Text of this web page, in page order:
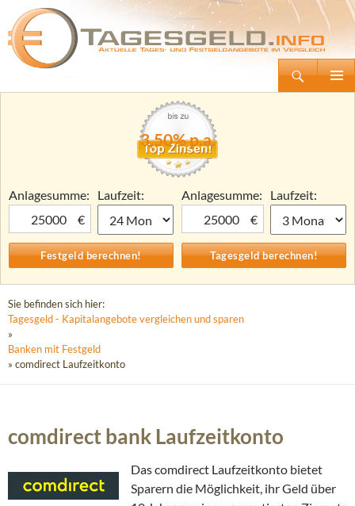
Tagesgeld.info – Tagesgeldkonten vergleichen und Tagesgeld-Zinsen berechnen
Zum
3,50% p.a.
Anlagesumme:
€
Laufzeit:
Anlagesumme:
€
Laufzeit:
Sie befinden sich hier:
Tagesgeld - Kapitalangebote vergleichen und sparen
»
Banken mit Festgeld
» comdirect Laufzeitkonto
comdirect bank Laufzeitkonto
Das comdirect Laufzeitkonto bietet
Sparern die Möglichkeit, ihr Geld über